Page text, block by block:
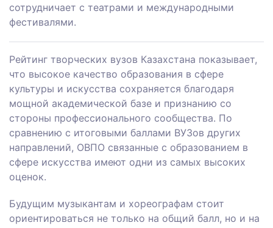
сотрудничает с театрами и международными
фестивалями.
Рейтинг творческих вузов Казахстана показывает,
что высокое качество образования в сфере
культуры и искусства сохраняется благодаря
мощной академической базе и признанию со
стороны профессионального сообщества. По
сравнению с итоговыми баллами ВУЗов других
направлений, ОВПО связанные с образованием в
сфере искусства имеют одни из самых высоких
оценок.
Будущим музыкантам и хореографам стоит
ориентироваться не только на общий балл, но и на